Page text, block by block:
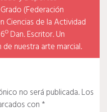
(Federación
Ciencias de la Actividad
Dan. Escritor. Un
nuestra arte marcial.
no será publicada.Los
con*